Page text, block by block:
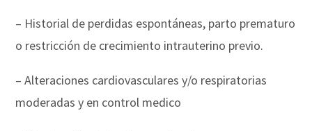
– Historial de perdidas espontáneas, parto prematuro
o restricción de crecimiento intrauterino previo.
– Alteraciones cardiovasculares y/o respiratorias
moderadas y en control medico